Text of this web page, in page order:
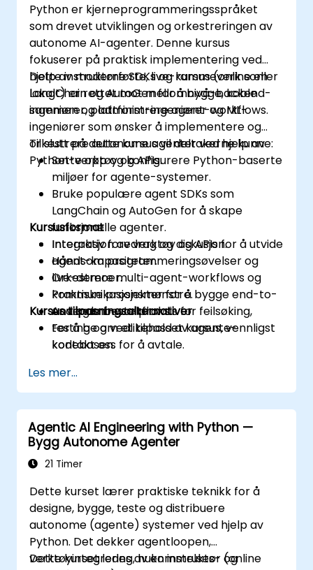
Python er kjerneprogrammeringsspråket
som drevet utviklingen og orkestreringen av
autonome AI-agenter. Denne kursus
fokuserer på praktisk implementering ved
hjelp av moderne SDKs og rammeverk som
LangChain og AutoGen for å bygge, koble
sammen og administrere agent-workflows.
Dette instruktørførte, live-kursus (online eller
lokalt) er rettet mot mellomnivå-backend-
ingeniører, plattform-ingeniører og ML-
ingeniører som ønsker å implementere og
orkestrere autonome agenter ved hjelp av
Python-verktøy og APIs.
Til slutt på dette kursus vil deltakerne kunne:
Sette opp og konfigurere Python-baserte
miljøer for agente-systemer.
Bruke populære agent SDKs som
LangChain og AutoGen for å skape
funksjonelle agenter.
Integrasjon av verktøy og APIs for å utvide
agent-kapasiteter.
Orkestrere multi-agent-workflows og
kommunikasjonsmønstre.
Anvende beste praksis for feilsøking,
testing og vedlikehold av agente-
kodebasen.
Kursusformat
Interaktiv foredrag og diskusjon.
Håndsom programmeringsøvelser og
live-demoer.
Praktiske prosjekter for å bygge end-to-
end agent-workflows.
Kursus tilpasningsalternativer
For å be om et tilpasset kursus, vennligst
kontakt oss for å avtale.
Les mer...
Agentic AI Engineering with Python —
Bygg Autonome Agenter
21 Timer
Dette kurset lærer praktiske teknikk for å
designe, bygge, teste og distribuere
autonome (agente) systemer ved hjelp av
Python. Det dekker agentloopen,
verktøyintegrering, hukommelses- og
Dette kurset ledes av en instruktør (online